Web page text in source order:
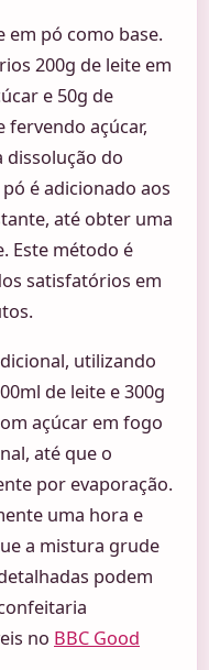
pó como base.
200g de leite em
e 50g de
fervendo açúcar,
dissolução do
é adicionado aos
até obter uma
Este método é
satisfatórios em
utilizando
de leite e 300g
açúcar em fogo
até que o
por evaporação.
uma hora e
a mistura grude
podem
no BBC Good